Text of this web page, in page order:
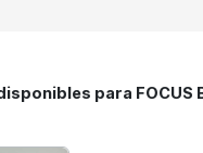
para FOCUS